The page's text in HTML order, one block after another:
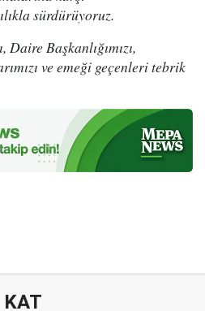
sürdürüyoruz.
Başkanlığımızı,
ve emeği geçenleri tebrik
KAT